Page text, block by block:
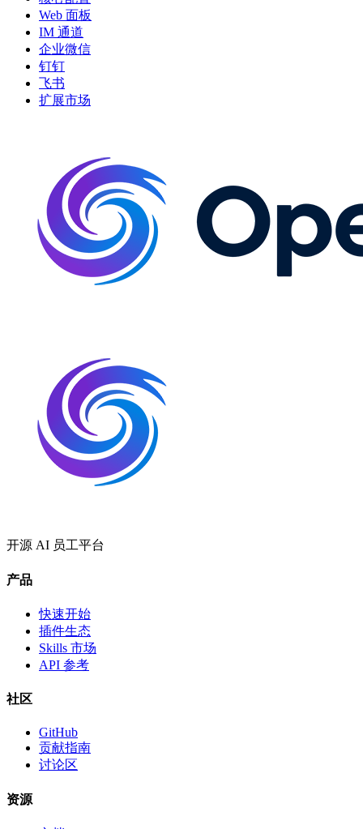
Web 面板
IM 通道
企业微信
钉钉
飞书
扩展市场
开源 AI 员工平台
产品
快速开始
插件生态
Skills 市场
API 参考
社区
GitHub
贡献指南
讨论区
资源